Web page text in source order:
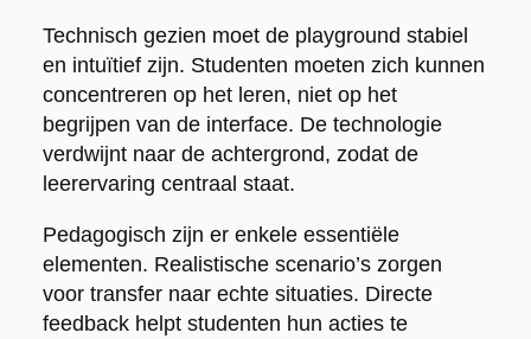
Technisch gezien moet de playground stabiel
en intuïtief zijn. Studenten moeten zich kunnen
concentreren op het leren, niet op het
begrijpen van de interface. De technologie
verdwijnt naar de achtergrond, zodat de
leerervaring centraal staat.
Pedagogisch zijn er enkele essentiële
elementen. Realistische scenario’s zorgen
voor transfer naar echte situaties. Directe
feedback helpt studenten hun acties te